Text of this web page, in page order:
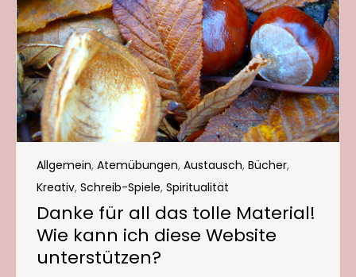
Allgemein, Atemübungen, Austausch, Bücher,
Kreativ, Schreib-Spiele, Spiritualität
Danke für all das tolle Material!
Wie kann ich diese Website
unterstützen?